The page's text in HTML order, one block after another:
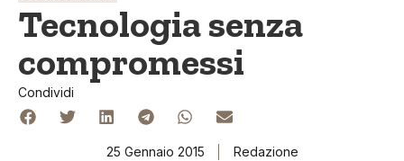
Tecnologia senza
compromessi
Condividi
25 Gennaio 2015 Redazione